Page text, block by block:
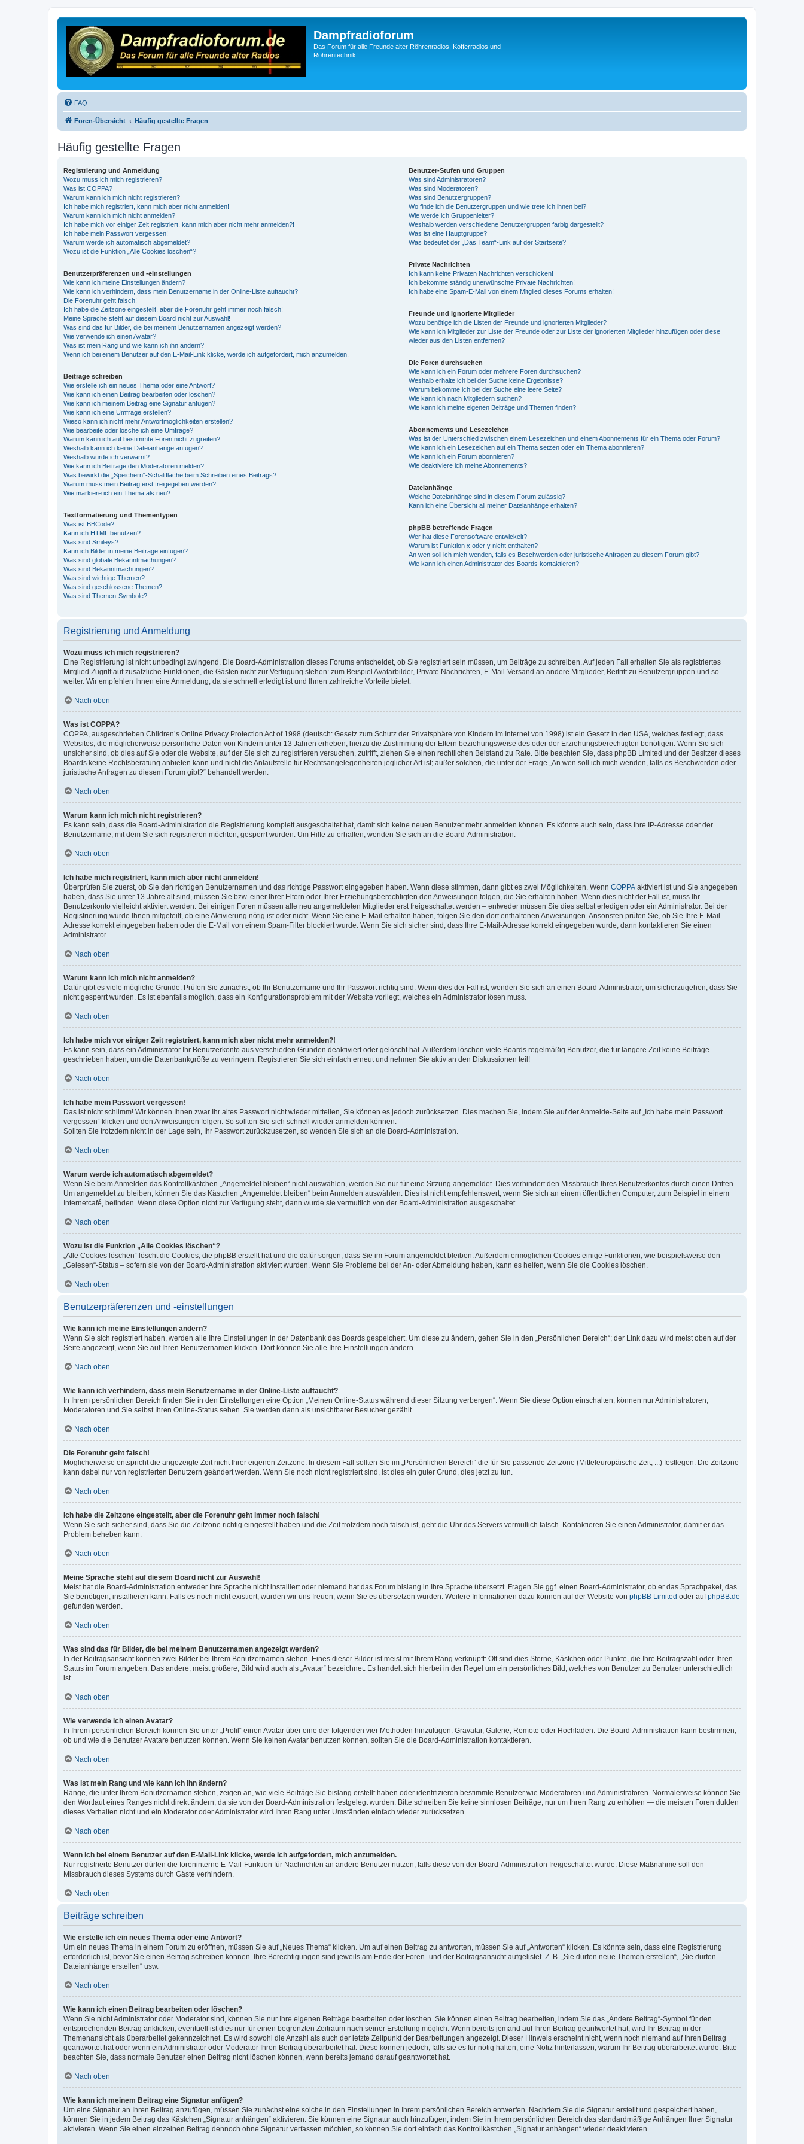
Dampfradioforum
Das Forum für alle Freunde alter Röhrenradios, Kofferradios und
Röhrentechnik!
FAQ
Foren-Übersicht Häufig gestellte Fragen
Häufig gestellte Fragen
Registrierung und Anmeldung
Wozu muss ich mich registrieren?
Was ist COPPA?
Warum kann ich mich nicht registrieren?
Ich habe mich registriert, kann mich aber nicht anmelden!
Warum kann ich mich nicht anmelden?
Ich habe mich vor einiger Zeit registriert, kann mich aber nicht mehr anmelden?!
Ich habe mein Passwort vergessen!
Warum werde ich automatisch abgemeldet?
Wozu ist die Funktion „Alle Cookies löschen“?
Benutzerpräferenzen und -einstellungen
Wie kann ich meine Einstellungen ändern?
Wie kann ich verhindern, dass mein Benutzername in der Online-Liste auftaucht?
Die Forenuhr geht falsch!
Ich habe die Zeitzone eingestellt, aber die Forenuhr geht immer noch falsch!
Meine Sprache steht auf diesem Board nicht zur Auswahl!
Was sind das für Bilder, die bei meinem Benutzernamen angezeigt werden?
Wie verwende ich einen Avatar?
Was ist mein Rang und wie kann ich ihn ändern?
Wenn ich bei einem Benutzer auf den E-Mail-Link klicke, werde ich aufgefordert, mich anzumelden.
Beiträge schreiben
Wie erstelle ich ein neues Thema oder eine Antwort?
Wie kann ich einen Beitrag bearbeiten oder löschen?
Wie kann ich meinem Beitrag eine Signatur anfügen?
Wie kann ich eine Umfrage erstellen?
Wieso kann ich nicht mehr Antwortmöglichkeiten erstellen?
Wie bearbeite oder lösche ich eine Umfrage?
Warum kann ich auf bestimmte Foren nicht zugreifen?
Weshalb kann ich keine Dateianhänge anfügen?
Weshalb wurde ich verwarnt?
Wie kann ich Beiträge den Moderatoren melden?
Was bewirkt die „Speichern“-Schaltfläche beim Schreiben eines Beitrags?
Warum muss mein Beitrag erst freigegeben werden?
Wie markiere ich ein Thema als neu?
Textformatierung und Thementypen
Was ist BBCode?
Kann ich HTML benutzen?
Was sind Smileys?
Kann ich Bilder in meine Beiträge einfügen?
Was sind globale Bekanntmachungen?
Was sind Bekanntmachungen?
Was sind wichtige Themen?
Was sind geschlossene Themen?
Was sind Themen-Symbole?
Benutzer-Stufen und Gruppen
Was sind Administratoren?
Was sind Moderatoren?
Was sind Benutzergruppen?
Wo finde ich die Benutzergruppen und wie trete ich ihnen bei?
Wie werde ich Gruppenleiter?
Weshalb werden verschiedene Benutzergruppen farbig dargestellt?
Was ist eine Hauptgruppe?
Was bedeutet der „Das Team“-Link auf der Startseite?
Private Nachrichten
Ich kann keine Privaten Nachrichten verschicken!
Ich bekomme ständig unerwünschte Private Nachrichten!
Ich habe eine Spam-E-Mail von einem Mitglied dieses Forums erhalten!
Freunde und ignorierte Mitglieder
Wozu benötige ich die Listen der Freunde und ignorierten Mitglieder?
Wie kann ich Mitglieder zur Liste der Freunde oder zur Liste der ignorierten Mitglieder hinzufügen oder diese
wieder aus den Listen entfernen?
Die Foren durchsuchen
Wie kann ich ein Forum oder mehrere Foren durchsuchen?
Weshalb erhalte ich bei der Suche keine Ergebnisse?
Warum bekomme ich bei der Suche eine leere Seite?
Wie kann ich nach Mitgliedern suchen?
Wie kann ich meine eigenen Beiträge und Themen finden?
Abonnements und Lesezeichen
Was ist der Unterschied zwischen einem Lesezeichen und einem Abonnements für ein Thema oder Forum?
Wie kann ich ein Lesezeichen auf ein Thema setzen oder ein Thema abonnieren?
Wie kann ich ein Forum abonnieren?
Wie deaktiviere ich meine Abonnements?
Dateianhänge
Welche Dateianhänge sind in diesem Forum zulässig?
Kann ich eine Übersicht all meiner Dateianhänge erhalten?
phpBB betreffende Fragen
Wer hat diese Forensoftware entwickelt?
Warum ist Funktion x oder y nicht enthalten?
An wen soll ich mich wenden, falls es Beschwerden oder juristische Anfragen zu diesem Forum gibt?
Wie kann ich einen Administrator des Boards kontaktieren?
Registrierung und Anmeldung
Wozu muss ich mich registrieren?
Eine Registrierung ist nicht unbedingt zwingend. Die Board-Administration dieses Forums entscheidet, ob Sie registriert sein müssen, um Beiträge zu schreiben. Auf jeden Fall erhalten Sie als registriertes
Mitglied Zugriff auf zusätzliche Funktionen, die Gästen nicht zur Verfügung stehen: zum Beispiel Avatarbilder, Private Nachrichten, E-Mail-Versand an andere Mitglieder, Beitritt zu Benutzergruppen und so
weiter. Wir empfehlen Ihnen eine Anmeldung, da sie schnell erledigt ist und Ihnen zahlreiche Vorteile bietet.
Nach oben
Was ist COPPA?
COPPA, ausgeschrieben Children’s Online Privacy Protection Act of 1998 (deutsch: Gesetz zum Schutz der Privatsphäre von Kindern im Internet von 1998) ist ein Gesetz in den USA, welches festlegt, dass
Websites, die möglicherweise persönliche Daten von Kindern unter 13 Jahren erheben, hierzu die Zustimmung der Eltern beziehungsweise des oder der Erziehungsberechtigten benötigen. Wenn Sie sich
unsicher sind, ob dies auf Sie oder die Website, auf der Sie sich zu registrieren versuchen, zutrifft, ziehen Sie einen rechtlichen Beistand zu Rate. Bitte beachten Sie, dass phpBB Limited und der Besitzer dieses
Boards keine Rechtsberatung anbieten kann und nicht die Anlaufstelle für Rechtsangelegenheiten jeglicher Art ist; außer solchen, die unter der Frage „An wen soll ich mich wenden, falls es Beschwerden oder
juristische Anfragen zu diesem Forum gibt?“ behandelt werden.
Nach oben
Warum kann ich mich nicht registrieren?
Es kann sein, dass die Board-Administration die Registrierung komplett ausgeschaltet hat, damit sich keine neuen Benutzer mehr anmelden können. Es könnte auch sein, dass Ihre IP-Adresse oder der
Benutzername, mit dem Sie sich registrieren möchten, gesperrt wurden. Um Hilfe zu erhalten, wenden Sie sich an die Board-Administration.
Nach oben
Ich habe mich registriert, kann mich aber nicht anmelden!
Überprüfen Sie zuerst, ob Sie den richtigen Benutzernamen und das richtige Passwort eingegeben haben. Wenn diese stimmen, dann gibt es zwei Möglichkeiten. Wenn COPPA aktiviert ist und Sie angegeben
haben, dass Sie unter 13 Jahre alt sind, müssen Sie bzw. einer Ihrer Eltern oder Ihrer Erziehungsberechtigten den Anweisungen folgen, die Sie erhalten haben. Wenn dies nicht der Fall ist, muss Ihr
Benutzerkonto vielleicht aktiviert werden. Bei einigen Foren müssen alle neu angemeldeten Mitglieder erst freigeschaltet werden – entweder müssen Sie dies selbst erledigen oder ein Administrator. Bei der
Registrierung wurde Ihnen mitgeteilt, ob eine Aktivierung nötig ist oder nicht. Wenn Sie eine E-Mail erhalten haben, folgen Sie den dort enthaltenen Anweisungen. Ansonsten prüfen Sie, ob Sie Ihre E-Mail-
Adresse korrekt eingegeben haben oder die E-Mail von einem Spam-Filter blockiert wurde. Wenn Sie sich sicher sind, dass Ihre E-Mail-Adresse korrekt eingegeben wurde, dann kontaktieren Sie einen
Administrator.
Nach oben
Warum kann ich mich nicht anmelden?
Dafür gibt es viele mögliche Gründe. Prüfen Sie zunächst, ob Ihr Benutzername und Ihr Passwort richtig sind. Wenn dies der Fall ist, wenden Sie sich an einen Board-Administrator, um sicherzugehen, dass Sie
nicht gesperrt wurden. Es ist ebenfalls möglich, dass ein Konfigurationsproblem mit der Website vorliegt, welches ein Administrator lösen muss.
Nach oben
Ich habe mich vor einiger Zeit registriert, kann mich aber nicht mehr anmelden?!
Es kann sein, dass ein Administrator Ihr Benutzerkonto aus verschieden Gründen deaktiviert oder gelöscht hat. Außerdem löschen viele Boards regelmäßig Benutzer, die für längere Zeit keine Beiträge
geschrieben haben, um die Datenbankgröße zu verringern. Registrieren Sie sich einfach erneut und nehmen Sie aktiv an den Diskussionen teil!
Nach oben
Ich habe mein Passwort vergessen!
Das ist nicht schlimm! Wir können Ihnen zwar Ihr altes Passwort nicht wieder mitteilen, Sie können es jedoch zurücksetzen. Dies machen Sie, indem Sie auf der Anmelde-Seite auf „Ich habe mein Passwort
vergessen“ klicken und den Anweisungen folgen. So sollten Sie sich schnell wieder anmelden können.
Sollten Sie trotzdem nicht in der Lage sein, Ihr Passwort zurückzusetzen, so wenden Sie sich an die Board-Administration.
Nach oben
Warum werde ich automatisch abgemeldet?
Wenn Sie beim Anmelden das Kontrollkästchen „Angemeldet bleiben“ nicht auswählen, werden Sie nur für eine Sitzung angemeldet. Dies verhindert den Missbrauch Ihres Benutzerkontos durch einen Dritten.
Um angemeldet zu bleiben, können Sie das Kästchen „Angemeldet bleiben“ beim Anmelden auswählen. Dies ist nicht empfehlenswert, wenn Sie sich an einem öffentlichen Computer, zum Beispiel in einem
Internetcafé, befinden. Wenn diese Option nicht zur Verfügung steht, dann wurde sie vermutlich von der Board-Administration ausgeschaltet.
Nach oben
Wozu ist die Funktion „Alle Cookies löschen“?
„Alle Cookies löschen“ löscht die Cookies, die phpBB erstellt hat und die dafür sorgen, dass Sie im Forum angemeldet bleiben. Außerdem ermöglichen Cookies einige Funktionen, wie beispielsweise den
„Gelesen“-Status – sofern sie von der Board-Administration aktiviert wurden. Wenn Sie Probleme bei der An- oder Abmeldung haben, kann es helfen, wenn Sie die Cookies löschen.
Nach oben
Benutzerpräferenzen und -einstellungen
Wie kann ich meine Einstellungen ändern?
Wenn Sie sich registriert haben, werden alle Ihre Einstellungen in der Datenbank des Boards gespeichert. Um diese zu ändern, gehen Sie in den „Persönlichen Bereich“; der Link dazu wird meist oben auf der
Seite angezeigt, wenn Sie auf Ihren Benutzernamen klicken. Dort können Sie alle Ihre Einstellungen ändern.
Nach oben
Wie kann ich verhindern, dass mein Benutzername in der Online-Liste auftaucht?
In Ihrem persönlichen Bereich finden Sie in den Einstellungen eine Option „Meinen Online-Status während dieser Sitzung verbergen“. Wenn Sie diese Option einschalten, können nur Administratoren,
Moderatoren und Sie selbst Ihren Online-Status sehen. Sie werden dann als unsichtbarer Besucher gezählt.
Nach oben
Die Forenuhr geht falsch!
Möglicherweise entspricht die angezeigte Zeit nicht Ihrer eigenen Zeitzone. In diesem Fall sollten Sie im „Persönlichen Bereich“ die für Sie passende Zeitzone (Mitteleuropäische Zeit, ...) festlegen. Die Zeitzone
kann dabei nur von registrierten Benutzern geändert werden. Wenn Sie noch nicht registriert sind, ist dies ein guter Grund, dies jetzt zu tun.
Nach oben
Ich habe die Zeitzone eingestellt, aber die Forenuhr geht immer noch falsch!
Wenn Sie sich sicher sind, dass Sie die Zeitzone richtig eingestellt haben und die Zeit trotzdem noch falsch ist, geht die Uhr des Servers vermutlich falsch. Kontaktieren Sie einen Administrator, damit er das
Problem beheben kann.
Nach oben
Meine Sprache steht auf diesem Board nicht zur Auswahl!
Meist hat die Board-Administration entweder Ihre Sprache nicht installiert oder niemand hat das Forum bislang in Ihre Sprache übersetzt. Fragen Sie ggf. einen Board-Administrator, ob er das Sprachpaket, das
Sie benötigen, installieren kann. Falls es noch nicht existiert, würden wir uns freuen, wenn Sie es übersetzen würden. Weitere Informationen dazu können auf der Website von phpBB Limited oder aufphpBB.de
gefunden werden.
Nach oben
Was sind das für Bilder, die bei meinem Benutzernamen angezeigt werden?
In der Beitragsansicht können zwei Bilder bei Ihrem Benutzernamen stehen. Eines dieser Bilder ist meist mit Ihrem Rang verknüpft: Oft sind dies Sterne, Kästchen oder Punkte, die Ihre Beitragszahl oder Ihren
Status im Forum angeben. Das andere, meist größere, Bild wird auch als „Avatar“ bezeichnet. Es handelt sich hierbei in der Regel um ein persönliches Bild, welches von Benutzer zu Benutzer unterschiedlich
ist.
Nach oben
Wie verwende ich einen Avatar?
In Ihrem persönlichen Bereich können Sie unter „Profil“ einen Avatar über eine der folgenden vier Methoden hinzufügen: Gravatar, Galerie, Remote oder Hochladen. Die Board-Administration kann bestimmen,
ob und wie die Benutzer Avatare benutzen können. Wenn Sie keinen Avatar benutzen können, sollten Sie die Board-Administration kontaktieren.
Nach oben
Was ist mein Rang und wie kann ich ihn ändern?
Ränge, die unter Ihrem Benutzernamen stehen, zeigen an, wie viele Beiträge Sie bislang erstellt haben oder identifizieren bestimmte Benutzer wie Moderatoren und Administratoren. Normalerweise können Sie
den Wortlaut eines Ranges nicht direkt ändern, da sie von der Board-Administration festgelegt wurden. Bitte schreiben Sie keine sinnlosen Beiträge, nur um Ihren Rang zu erhöhen — die meisten Foren dulden
dieses Verhalten nicht und ein Moderator oder Administrator wird Ihren Rang unter Umständen einfach wieder zurücksetzen.
Nach oben
Wenn ich bei einem Benutzer auf den E-Mail-Link klicke, werde ich aufgefordert, mich anzumelden.
Nur registrierte Benutzer dürfen die foreninterne E-Mail-Funktion für Nachrichten an andere Benutzer nutzen, falls diese von der Board-Administration freigeschaltet wurde. Diese Maßnahme soll den
Missbrauch dieses Systems durch Gäste verhindern.
Nach oben
Beiträge schreiben
Wie erstelle ich ein neues Thema oder eine Antwort?
Um ein neues Thema in einem Forum zu eröffnen, müssen Sie auf „Neues Thema“ klicken. Um auf einen Beitrag zu antworten, müssen Sie auf „Antworten“ klicken. Es könnte sein, dass eine Registrierung
erforderlich ist, bevor Sie einen Beitrag schreiben können. Ihre Berechtigungen sind jeweils am Ende der Foren- und der Beitragsansicht aufgelistet. Z. B. „Sie dürfen neue Themen erstellen“, „Sie dürfen
Dateianhänge erstellen“ usw.
Nach oben
Wie kann ich einen Beitrag bearbeiten oder löschen?
Wenn Sie nicht Administrator oder Moderator sind, können Sie nur Ihre eigenen Beiträge bearbeiten oder löschen. Sie können einen Beitrag bearbeiten, indem Sie das „Ändere Beitrag“-Symbol für den
entsprechenden Beitrag anklicken; eventuell ist dies nur für einen begrenzten Zeitraum nach seiner Erstellung möglich. Wenn bereits jemand auf Ihren Beitrag geantwortet hat, wird Ihr Beitrag in der
Themenansicht als überarbeitet gekennzeichnet. Es wird sowohl die Anzahl als auch der letzte Zeitpunkt der Bearbeitungen angezeigt. Dieser Hinweis erscheint nicht, wenn noch niemand auf Ihren Beitrag
geantwortet hat oder wenn ein Administrator oder Moderator Ihren Beitrag überarbeitet hat. Diese können jedoch, falls sie es für nötig halten, eine Notiz hinterlassen, warum Ihr Beitrag überarbeitet wurde. Bitte
beachten Sie, dass normale Benutzer einen Beitrag nicht löschen können, wenn bereits jemand darauf geantwortet hat.
Nach oben
Wie kann ich meinem Beitrag eine Signatur anfügen?
Um eine Signatur an Ihren Beitrag anzufügen, müssen Sie zunächst eine solche in den Einstellungen in Ihrem persönlichen Bereich entwerfen. Nachdem Sie die Signatur erstellt und gespeichert haben,
können Sie in jedem Beitrag das Kästchen „Signatur anhängen“ aktivieren. Sie können eine Signatur auch hinzufügen, indem Sie in Ihrem persönlichen Bereich das standardmäßige Anhängen Ihrer Signatur
aktivieren. Wenn Sie einen einzelnen Beitrag dennoch ohne Signatur verfassen möchten, so können Sie dort einfach das Kontrollkästchen „Signatur anhängen“ wieder deaktivieren.